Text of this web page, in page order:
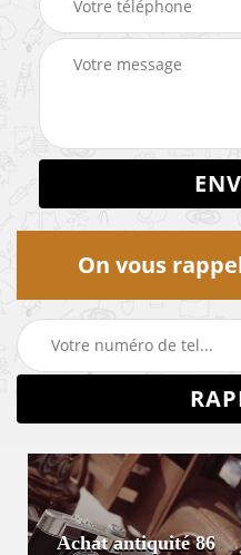
On vous
Achat antiquité 86